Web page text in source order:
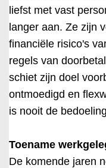
liefst met vast
langer aan. Ze zijn
financiële risico's
regels van
schiet zijn doel
ontmoedigd en
is nooit de
Toename
De komende jaren